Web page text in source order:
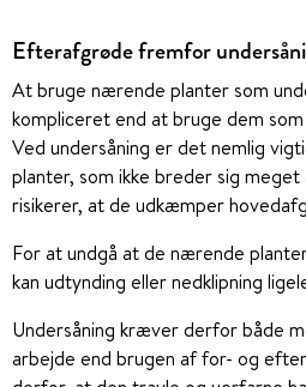
Efterafgrøde fremfor
At bruge nærende planter som
kompliceret end at bruge dem
Ved undersåning er det nemlig
planter, som ikke breder sig
risikerer, at de udkæmper
For at undgå at de nærende
kan udtynding eller nedklipning
Undersåning kræver derfor både
arbejde end brugen af for- og